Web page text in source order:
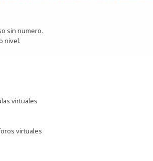
sin numero.
nivel.
virtuales
virtuales